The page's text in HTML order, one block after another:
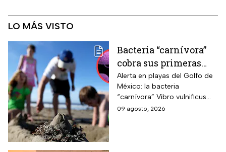
LO MÁS VISTO
Bacteria “carnívora”
cobra sus primeras
vidas y enciende
alarmas en estas
playas de EUA
Alerta en playas del Golfo de
México: la bacteria
“carnívora” Vibro vulnificus
causa infecciones graves y
09 agosto, 2026